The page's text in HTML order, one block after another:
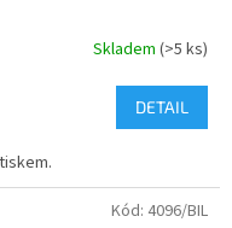
Skladem (>5 ks)
DETAIL
Kód: 4096/BIL